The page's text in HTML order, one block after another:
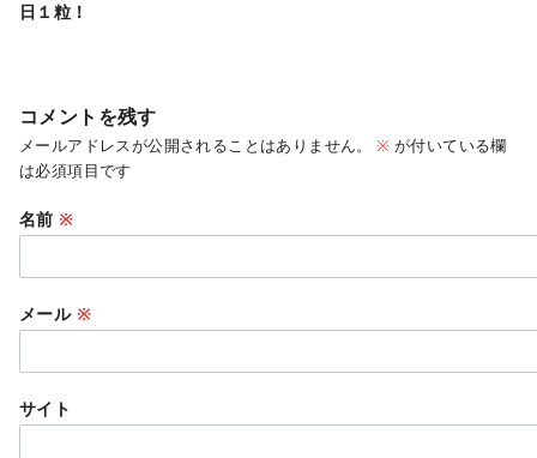
日１粒！
コメントを残す
メールアドレスが公開されることはありません。 ※ が付いている欄
は必須項目です
名前※
メール ※
サイト